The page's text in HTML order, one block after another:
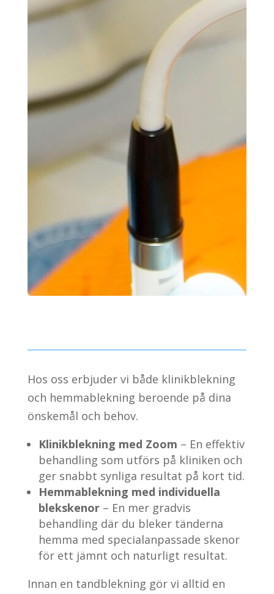
Hos oss erbjuder vi både klinikblekning
och hemmablekning beroende på dina
önskemål och behov.
Klinikblekning med Zoom – En effektiv
behandling som utförs på kliniken och
ger snabbt synliga resultat på kort tid.
Hemmablekning med individuella
blekskenor– En mer gradvis
behandling där du bleker tänderna
hemma med specialanpassade skenor
för ett jämnt och naturligt resultat.
Innan en tandblekning gör vi alltid en